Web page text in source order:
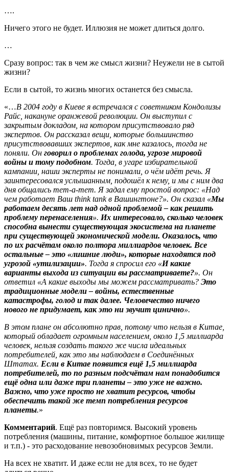
….
Ничего этого не будет. Иллюзия не может длиться долго.
…
Сразу вопрос: так в чем же смысл жизни? Неужели не в сытой
жизни?
Если в сытой, то жизнь многих останется без смысла.
«…В 2004 году в Киеве я встречался с советником Кондолизы
Райс, накануне оранжевой революции. Он выступил с
закрытым докладом, на котором присутствовало ряд
экспертов. Он рассказал вещи, которые большинство
присутствовавших экспертов, как мне казалось, тогда не
поняли. Он говорил о проблемах голода, угрозе мировой
войны и тому подобном. Тогда, в угаре избирательной
кампании, наши эксперты не понимали, о чём идёт речь. Я
заинтересовался услышанным, подошёл к нему, и мы с ним два
дня общались тет-а-тет. Я задал ему простой вопрос: «Над
чем работает Ваш think tank в Вашингтоне?». Он сказал «Мы
работаем десять лет над одной проблемой – как решить
проблему перенаселения». Их интересовало, сколько человек
способна вынести существующая экосистема на планете
при существующей экономической модели. Оказалось, что
по их расчётам около полтора миллиардов человек. Все
остальные – это «лишние люди», которые находятся под
угрозой «утилизации». Тогда я спросил его «И какие
варианты выхода из ситуации вы рассматриваете?». Он
ответил «А какие выходы мы можем рассматривать? Это
традиционные модели – войны, естественные
катастрофы, голод и так далее. Человечество ничего
нового не придумает, как это ни звучит цинично».
В этом плане он абсолютно прав, потому что нельзя в Китае,
который обладает огромным населением, около 1,5 миллиарда
человек, нельзя создать такого же числа идеальных
потребителей, как это мы наблюдаем в Соединённых
Штатах. Если в Китае появится ещё 1,5 миллиарда
потребителей, то по разным подсчётам нам понадобится
ещё одна или даже три планеты – это уже не важно.
Важно, что уже просто не хватит ресурсов, чтобы
обеспечить такой же темп потребления ресурсов
планеты.»
Комментарий. Ещё раз повторимся. Высокий уровень
потребления (машины, питание, комфортное большое жилище
и т.п.) - это расходование невозобновимых ресурсов Земли.
На всех не хватит. И даже если не для всех, то не будет